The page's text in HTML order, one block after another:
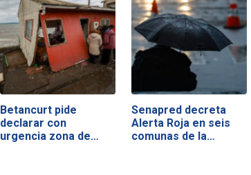
Betancurt pide
declarar con
urgencia zona de…
Senapred decreta
Alerta Roja en seis
comunas de la…